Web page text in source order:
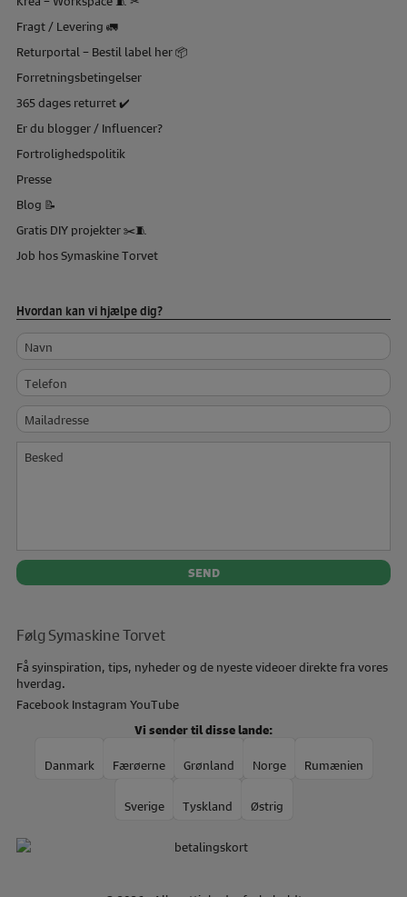
Fragt / Levering 🚛
Returportal – Bestil label her 📦
Forretningsbetingelser
365 dages returret ✔️
Er du blogger / Influencer?
Fortrolighedspolitik
Presse
Blog 📝
Gratis DIY projekter ✂️🧵
Job hos Symaskine Torvet
Hvordan kan vi hjælpe dig?
Navn
Telefon
Mailadresse
Besked
Følg Symaskine Torvet
Få syinspiration, tips, nyheder og de nyeste videoer direkte fra vores
hverdag.
Facebook Instagram YouTube
Vi sender til disse lande:
Danmark Færøerne Grønland Norge Rumænien
Sverige Tyskland Østrig